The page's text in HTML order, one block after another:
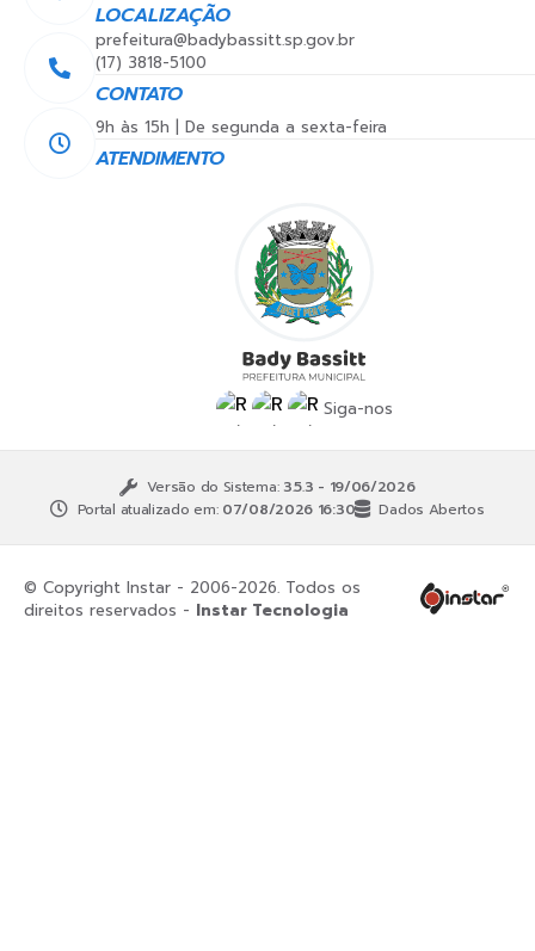
Siga-nos
LOCALIZAÇÃO
CONTATO
(17) 3818-5100
prefeitura@badybassitt.sp.gov.br
ATENDIMENTO
9h às 15h | De segunda a sexta-feira
Versão do Sistema: 3.5.3 - 19/06/2026
Portal atualizado em: 07/08/2026 16:30 Dados Abertos
© Copyright Instar - 2006-2026. Todos os
direitos reservados - Instar Tecnologia